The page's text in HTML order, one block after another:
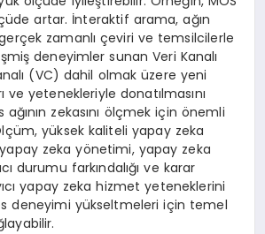
artar. İnteraktif arama, ağın
zamanlı çeviri ve temsilcilerle
deneyimler sunan Veri Kanalı
(VC) dahil olmak üzere yeni
ve yetenekleriyle donatılmasını
zekasını ölçmek için önemli
yüksek kaliteli yapay zeka
zeka yönetimi, yapay zeka
durumu farkındalığı ve karar
yapay zeka hizmet yeteneklerini
deneyimi yükseltmeleri için temel